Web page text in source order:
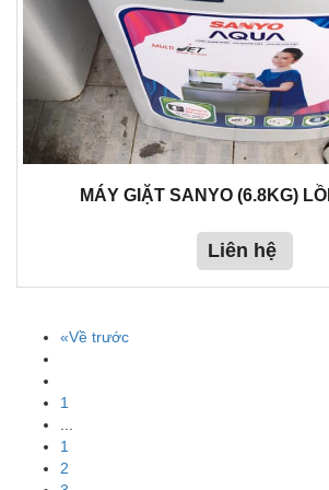
MÁY GIẶT SANYO (6.8KG)
Liên hệ
«Về trước
1
1
2